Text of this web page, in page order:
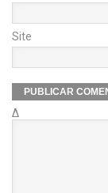
Site
Δ